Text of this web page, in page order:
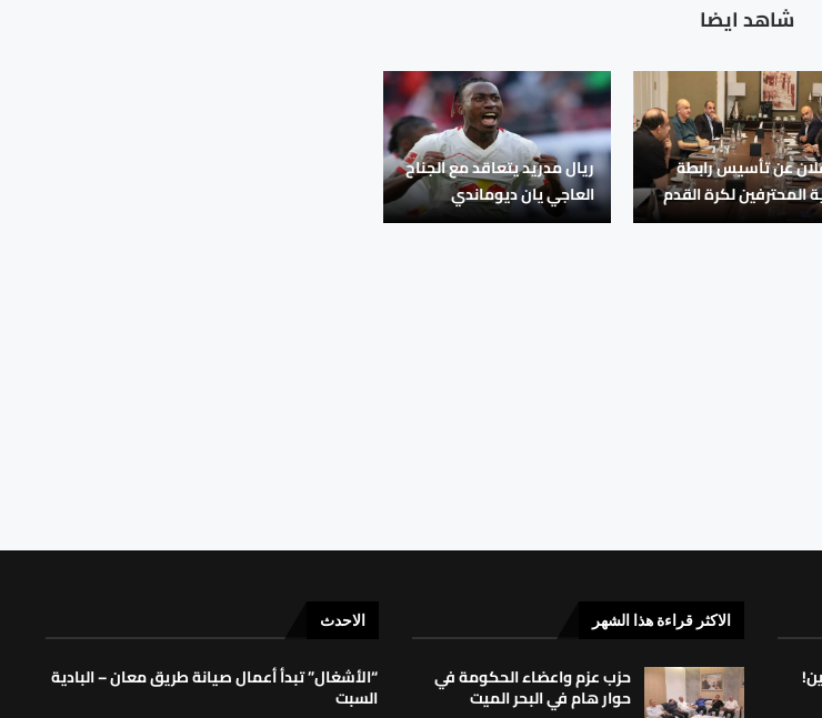
شاهد ايضا
ريال مدريد يتعاقد مع الجناح
العاجي يان ديوماندي
عن تأسيس رابطة
المحترفين لكرة القدم
الاكثر قراءة هذا الشهر
حزب عزم واعضاء الحكومة في
حوار هام في البحر الميت
الاحدث
“الأشغال” تبدأ أعمال صيانة طريق معان – البادية
السبت